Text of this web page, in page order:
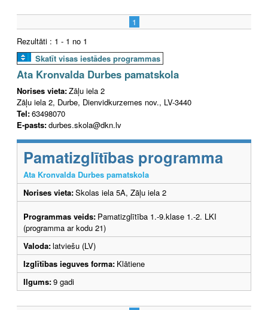
1
Rezultāti : 1 - 1 no 1
Skatīt visas iestādes programmas
Ata Kronvalda Durbes pamatskola
Norises vieta:Zāļu iela 2
Zāļu iela 2, Durbe, Dienvidkurzemes nov., LV-3440
Tel:63498070
E-pasts:durbes.skola@dkn.lv
Pamatizglītības programma
Ata Kronvalda Durbes pamatskola
Norises vieta:Skolas iela 5A, Zāļu iela 2
Programmas veids: Pamatizglītība 1.-9.klase 1.-2. LKI
(programma ar kodu 21)
Valoda:latviešu (LV)
Izglītības ieguves forma: Klātiene
Ilgums:9 gadi